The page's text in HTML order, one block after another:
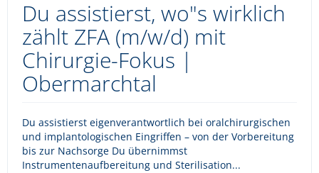
Du assistierst, wo"s wirklich
zählt ZFA (m/w/d) mit
Chirurgie-Fokus |
Obermarchtal
Du assistierst eigenverantwortlich bei oralchirurgischen
und implantologischen Eingriffen – von der Vorbereitung
bis zur Nachsorge Du übernimmst
Instrumentenaufbereitung und Sterilisation...